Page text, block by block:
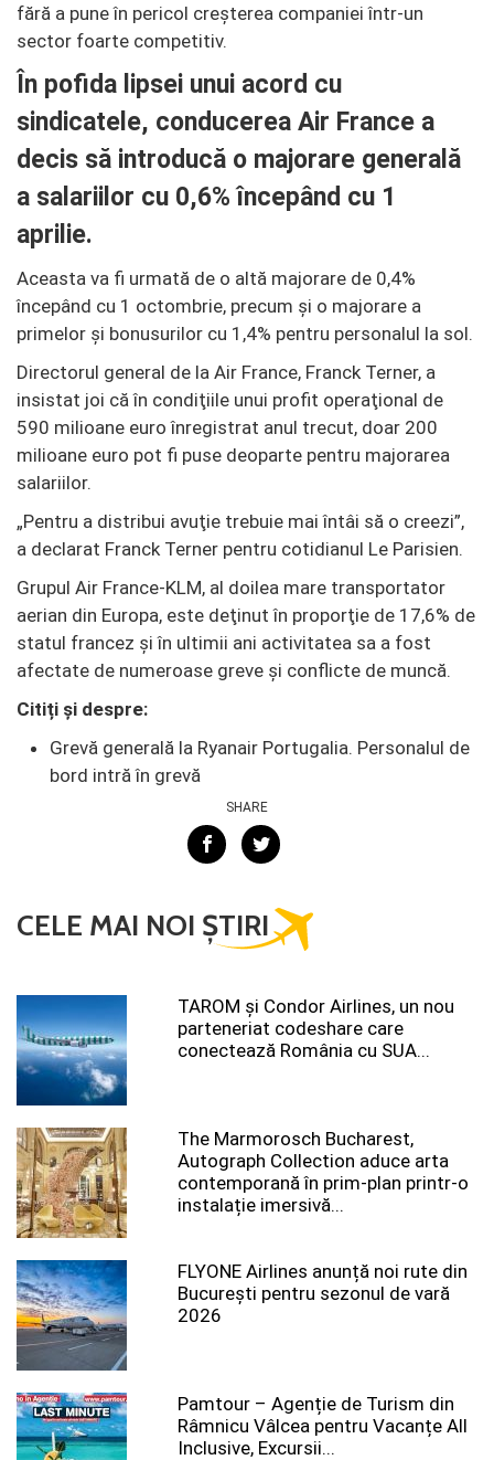
fără a pune în pericol creşterea companiei într-un
sector foarte competitiv.
În pofida lipsei unui acord cu
sindicatele, conducerea Air France a
decis să introducă o majorare generală
a salariilor cu 0,6% începând cu 1
aprilie.
Aceasta va fi urmată de o altă majorare de 0,4%
începând cu 1 octombrie, precum şi o majorare a
primelor şi bonusurilor cu 1,4% pentru personalul la sol.
Directorul general de la Air France, Franck Terner, a
insistat joi că în condiţiile unui profit operaţional de
590 milioane euro înregistrat anul trecut, doar 200
milioane euro pot fi puse deoparte pentru majorarea
salariilor.
„Pentru a distribui avuţie trebuie mai întâi să o creezi”,
a declarat Franck Terner pentru cotidianul Le Parisien.
Grupul Air France-KLM, al doilea mare transportator
aerian din Europa, este deţinut în proporţie de 17,6% de
statul francez şi în ultimii ani activitatea sa a fost
afectate de numeroase greve şi conflicte de muncă.
Citiți și despre:
Grevă generală la Ryanair Portugalia. Personalul de
bord intră în grevă
SHARE
CELE MAI NOI ȘTIRI
TAROM şi Condor Airlines, un nou
parteneriat codeshare care
conectează România cu SUA...
The Marmorosch Bucharest,
Autograph Collection aduce arta
contemporană în prim-plan printr-o
instalație imersivă...
FLYONE Airlines anunță noi rute din
București pentru sezonul de vară
2026
Pamtour – Agenție de Turism din
Râmnicu Vâlcea pentru Vacanțe All
Inclusive, Excursii...